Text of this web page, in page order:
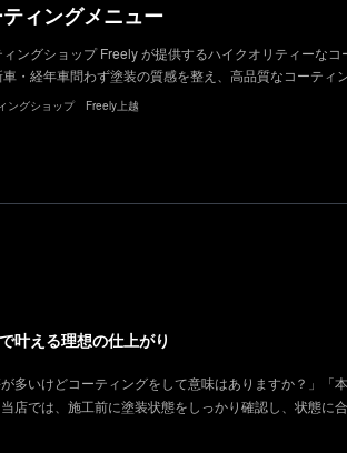
ィングメニュー
ィングショップ Freely が提供するハイクオリティーな
車・経年車問わず塗装の質感を整え、高品質なコーティ
ングショップ Freely上越
叶える理想の仕上がり
多いけどコーティングをして意味はありますか？」「
店では、施工前に塗装状態をしっかり確認し、状態に